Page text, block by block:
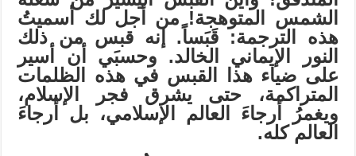
الشمس المتوهجة! من أجل لك أسميتُ
هذه الترجمة: قَبَساً. إنه قبس من ذلك
النور الإيماني الخالد. وحسبَي أن أسير
على ضياء هذا القبس في هذه الظلمات
المتراكمة، حتى يشرق فجر الإسلام،
ويغمرُ أرجاءَ العالم الإسلامي، بل أرجاءَ
العالم كله.